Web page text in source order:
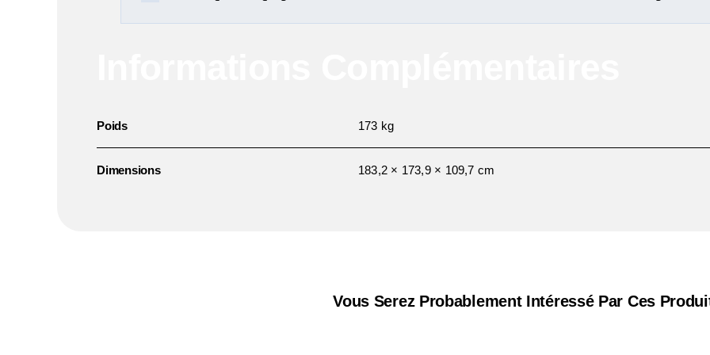
Poids 173 kg
Dimensions 183,2 × 173,9 × 109,7 cm
Vous Serez Probablement Intéressé Par Ces